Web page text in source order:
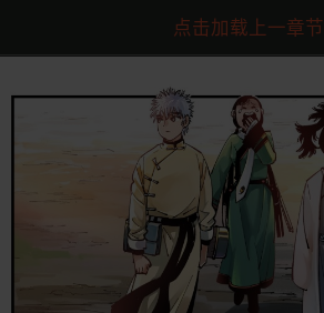
点击加载上一章节